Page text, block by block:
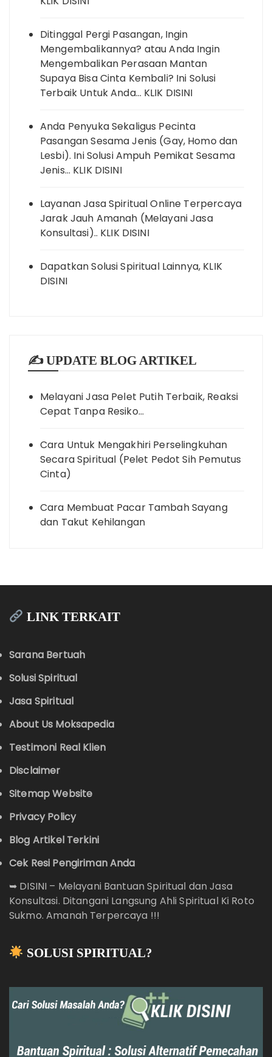
Ditinggal Pergi Pasangan, Ingin
Mengembalikannya? atau Anda Ingin
Mengembalikan Perasaan Mantan
Supaya Bisa Cinta Kembali? Ini Solusi
Terbaik Untuk Anda… KLIK DISINI
Anda Penyuka Sekaligus Pecinta
Pasangan Sesama Jenis (Gay, Homo dan
Lesbi). Ini Solusi Ampuh Pemikat Sesama
Jenis… KLIK DISINI
Layanan Jasa Spiritual Online Terpercaya
Jarak Jauh Amanah (Melayani Jasa
Konsultasi).. KLIK DISINI
Dapatkan Solusi Spiritual Lainnya, KLIK
DISINI
✍️ UPDATE BLOG ARTIKEL
Melayani Jasa Pelet Putih Terbaik, Reaksi
Cepat Tanpa Resiko…
Cara Untuk Mengakhiri Perselingkuhan
Secara Spiritual (Pelet Pedot Sih Pemutus
Cinta)
Cara Membuat Pacar Tambah Sayang
dan Takut Kehilangan
LINK TERKAIT
Sarana Bertuah
Solusi Spiritual
Jasa Spiritual
About Us Moksapedia
Testimoni Real Klien
Disclaimer
Sitemap Website
Privacy Policy
Blog Artikel Terkini
Cek Resi Pengiriman Anda
➥ DISINI – Melayani Bantuan Spiritual dan Jasa
Konsultasi. Ditangani Langsung Ahli Spiritual Ki Roto
Sukmo. Amanah Terpercaya !!!
SOLUSI SPIRITUAL?